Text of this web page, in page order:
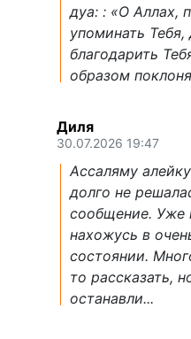
дуа: : «О Аллах,
упоминать Тебя,
благодарить
образом
Диля
30.07.2026 19:47
Ассаляму
долго не
сообщение. Уже
нахожусь в
состоянии.
то рассказать,
останавли...